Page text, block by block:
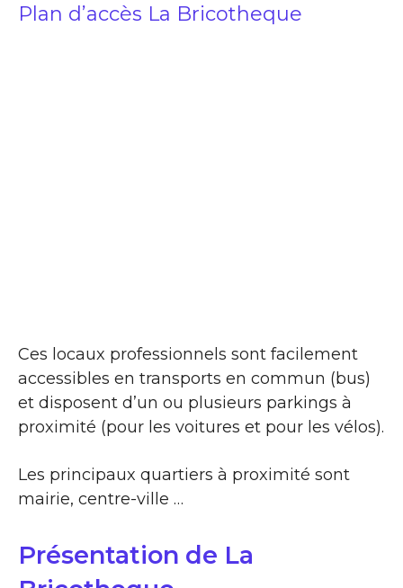
Plan d’accès La Bricotheque
Ces locaux professionnels sont facilement
accessibles en transports en commun (bus)
et disposent d’un ou plusieurs parkings à
proximité (pour les voitures et pour les vélos).
Les principaux quartiers à proximité sont
mairie, centre-ville …
Présentation de La